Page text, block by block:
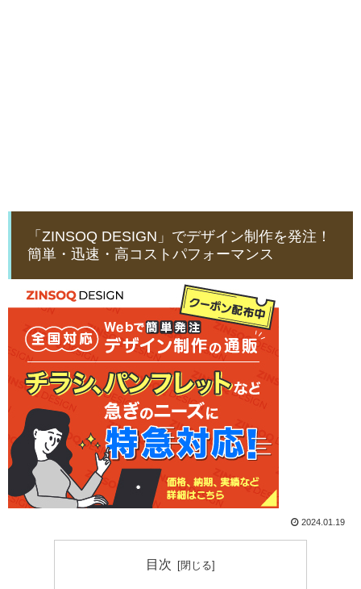
「ZINSOQ DESIGN」でデザイン制作を発注！
簡単・迅速・高コストパフォーマンス
2024.01.19
目次